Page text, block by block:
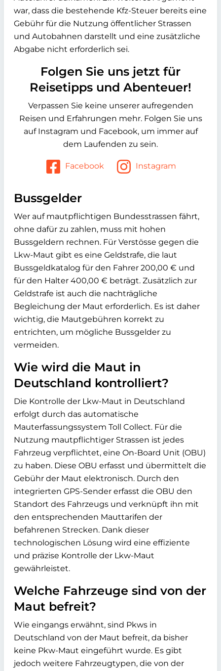
war, dass die bestehende Kfz-Steuer bereits eine
Gebühr für die Nutzung öffentlicher Strassen
und Autobahnen darstellt und eine zusätzliche
Abgabe nicht erforderlich sei.
Folgen Sie uns jetzt für
Reisetipps und Abenteuer!
Verpassen Sie keine unserer aufregenden
Reisen und Erfahrungen mehr. Folgen Sie uns
auf Instagram und Facebook, um immer auf
dem Laufenden zu sein.
Facebook Instagram
Bussgelder
Wer auf mautpflichtigen Bundesstrassen fährt,
ohne dafür zu zahlen, muss mit hohen
Bussgeldern rechnen. Für Verstösse gegen die
Lkw-Maut gibt es eine Geldstrafe, die laut
Bussgeldkatalog für den Fahrer 200,00 € und
für den Halter 400,00 € beträgt. Zusätzlich zur
Geldstrafe ist auch die nachträgliche
Begleichung der Maut erforderlich. Es ist daher
wichtig, die Mautgebühren korrekt zu
entrichten, um mögliche Bussgelder zu
vermeiden.
Wie wird die Maut in
Deutschland kontrolliert?
Die Kontrolle der Lkw-Maut in Deutschland
erfolgt durch das automatische
Mauterfassungssystem Toll Collect. Für die
Nutzung mautpflichtiger Strassen ist jedes
Fahrzeug verpflichtet, eine On-Board Unit (OBU)
zu haben. Diese OBU erfasst und übermittelt die
Gebühr der Maut elektronisch. Durch den
integrierten GPS-Sender erfasst die OBU den
Standort des Fahrzeugs und verknüpft ihn mit
den entsprechenden Mauttarifen der
befahrenen Strecken. Dank dieser
technologischen Lösung wird eine effiziente
und präzise Kontrolle der Lkw-Maut
gewährleistet.
Welche Fahrzeuge sind von der
Maut befreit?
Wie eingangs erwähnt, sind Pkws in
Deutschland von der Maut befreit, da bisher
keine Pkw-Maut eingeführt wurde. Es gibt
jedoch weitere Fahrzeugtypen, die von der